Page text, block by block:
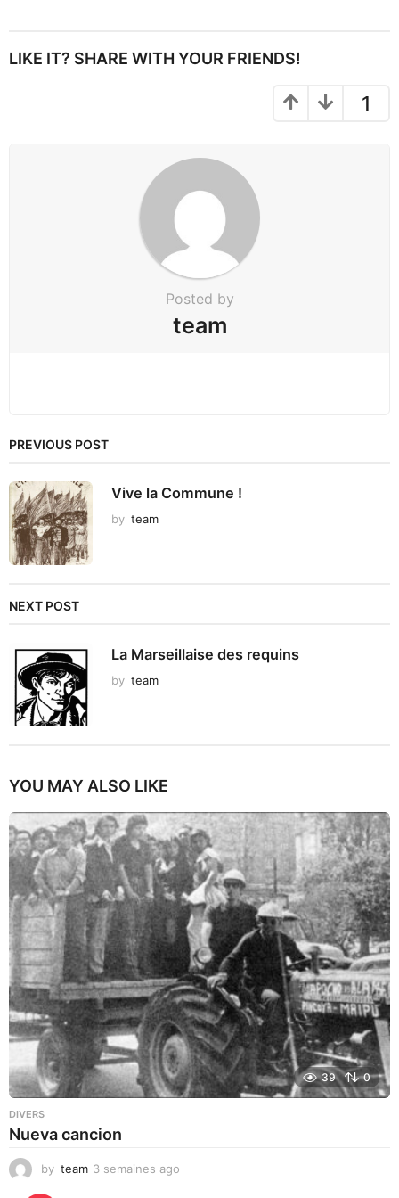
P
LIKE IT? SHARE WITH YOUR FRIENDS!
1
Posted by
team
PREVIOUS POST
Vive la Commune !
by team
NEXT POST
La Marseillaise des requins
by team
YOU MAY ALSO LIKE
39 0
DIVERS
Nueva cancion
by team 3 semaines ago